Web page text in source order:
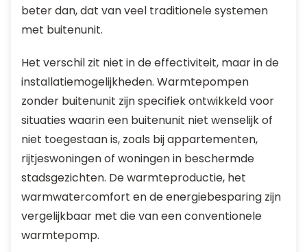
beter dan, dat van veel traditionele systemen
met buitenunit.
Het verschil zit niet in de effectiviteit, maar in de
installatiemogelijkheden. Warmtepompen
zonder buitenunit zijn specifiek ontwikkeld voor
situaties waarin een buitenunit niet wenselijk of
niet toegestaan is, zoals bij appartementen,
rijtjeswoningen of woningen in beschermde
stadsgezichten. De warmteproductie, het
warmwatercomfort en de energiebesparing zijn
vergelijkbaar met die van een conventionele
warmtepomp.